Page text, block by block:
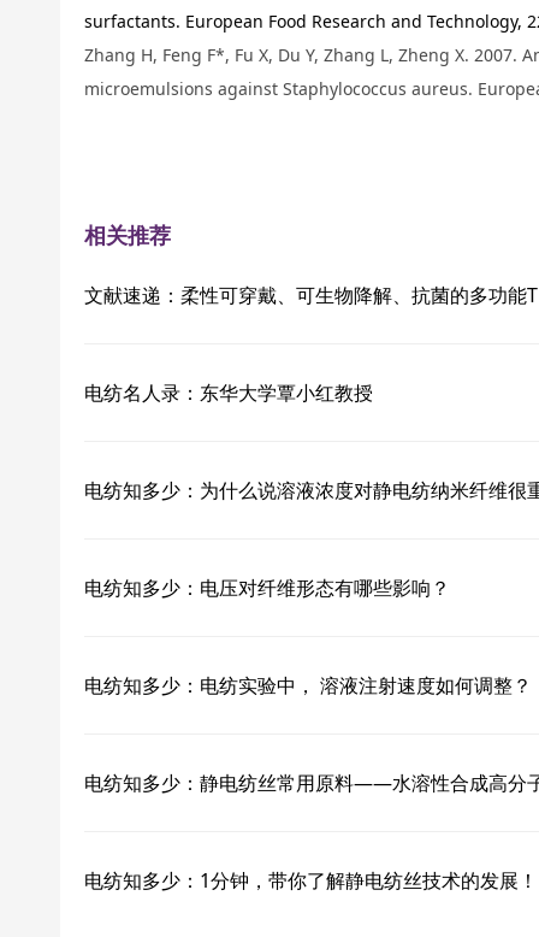
surfactants. European Food Research and Technology,
Zhang H, Feng F*, Fu X, Du Y, Zhang L, Zheng X.
microemulsions against Staphylococcus aureus.
相关推荐
文献速递：柔性可穿戴、可生物降解、抗菌的多功能
电纺名人录：东华大学覃小红教授
电纺知多少：为什么说溶液浓度对静电纺纳米纤维很
电纺知多少：电压对纤维形态有哪些影响？
电纺知多少：电纺实验中， 溶液注射速度如何调整？
电纺知多少：静电纺丝常用原料——水溶性合成高分
电纺知多少：1分钟，带你了解静电纺丝技术的发展！